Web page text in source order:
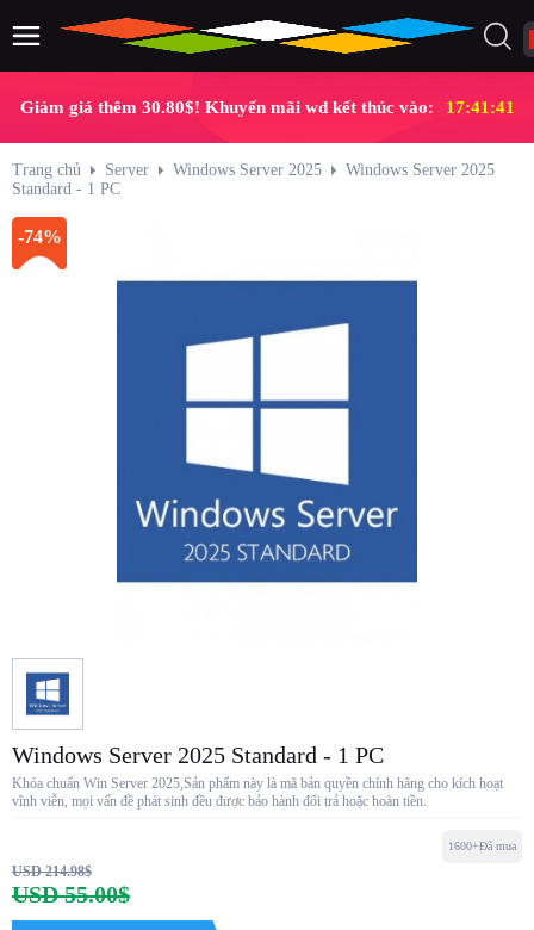
Giảm giá thêm 30.80$! Khuyến mãi wd kết thúc vào: 17:41:40
Trang chủ Server Windows Server 2025
Windows Server 2025
Standard - 1 PC
-74%
Windows Server 2025 Standard - 1 PC
Khóa chuẩn Win Server 2025,Sản phẩm này là mã bản quyền chính hãng cho kích hoạt
vĩnh viễn, mọi vấn đề phát sinh đều được bảo hành đổi trả hoặc hoàn tiền.
USD 214.98$
USD 55.00$
1600+Đã mua